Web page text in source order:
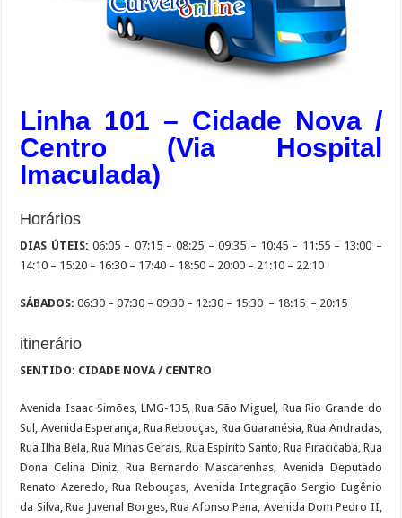
Linha 101 – Cidade Nova /
Centro (Via Hospital
Imaculada)
Horários
DIAS ÚTEIS: 06:05 – 07:15 – 08:25 – 09:35 – 10:45 – 11:55 – 13:00 –
14:10 – 15:20 – 16:30 – 17:40 – 18:50 – 20:00 – 21:10 – 22:10
SÁBADOS: 06:30 – 07:30 – 09:30 – 12:30 – 15:30 – 18:15 – 20:15
itinerário
SENTIDO: CIDADE NOVA / CENTRO
Avenida Isaac Simões, LMG-135, Rua São Miguel, Rua Rio Grande do
Sul, Avenida Esperança, Rua Rebouças, Rua Guaranésia, Rua Andradas,
Rua Ilha Bela, Rua Minas Gerais, Rua Espírito Santo, Rua Piracicaba, Rua
Dona Celina Diniz, Rua Bernardo Mascarenhas, Avenida Deputado
Renato Azeredo, Rua Rebouças, Avenida Integração Sergio Eugênio
da Silva, Rua Juvenal Borges, Rua Afonso Pena, Avenida Dom Pedro II,